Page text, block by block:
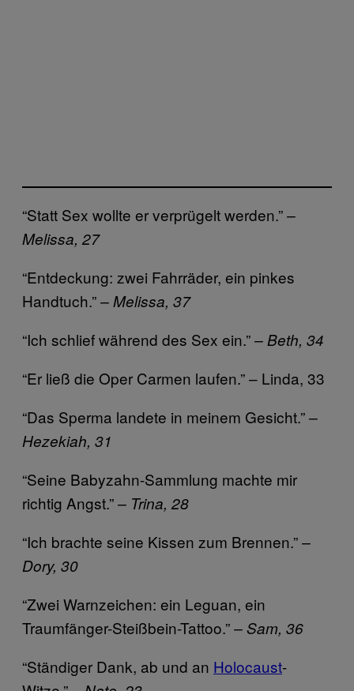
“Statt Sex wollte er verprügelt werden.”–
Melissa, 27
“Entdeckung: zwei Fahrräder, ein pinkes
Handtuch.”– Melissa, 37
“Ich schlief während des Sex ein.”– Beth, 34
“Er ließ die Oper Carmen laufen.” – Linda, 33
“Das Sperma landete in meinem Gesicht.”–
Hezekiah, 31
“Seine Babyzahn-Sammlung machte mir
richtig Angst.”– Trina, 28
“Ich brachte seine Kissen zum Brennen.”–
Dory, 30
“Zwei Warnzeichen: ein Leguan, ein
Traumfänger-Steißbein-Tattoo.”– Sam, 36
“Ständiger Dank, ab und an Holocaust-